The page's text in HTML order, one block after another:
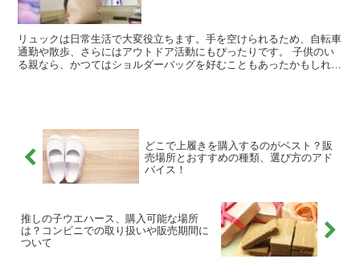
リュックは日常生活で大変役立ちます。手を空けられるため、自転車
通勤や散歩、さらにはアウトドア活動にもぴったりです。 子供のい
る親なら、かつてはショルダーバッグを好むこともあったかもしれま
どこで上履きを購入するのがベスト？販
売場所とおすすめの種類、選び方のアド
バイス！
推しの子ウエハース、購入可能な場所
は？コンビニでの取り扱いや販売期間に
ついて